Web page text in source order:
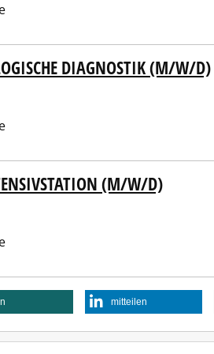
DIAGNOSTIK (M/W/D)
(M/W/D)
mitteilen